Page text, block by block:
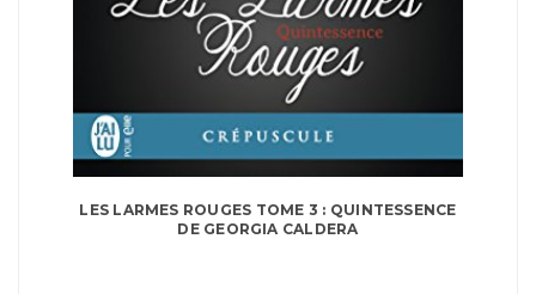
LES LARMES ROUGES TOME 3 : QUINTESSENCE
DE GEORGIA CALDERA